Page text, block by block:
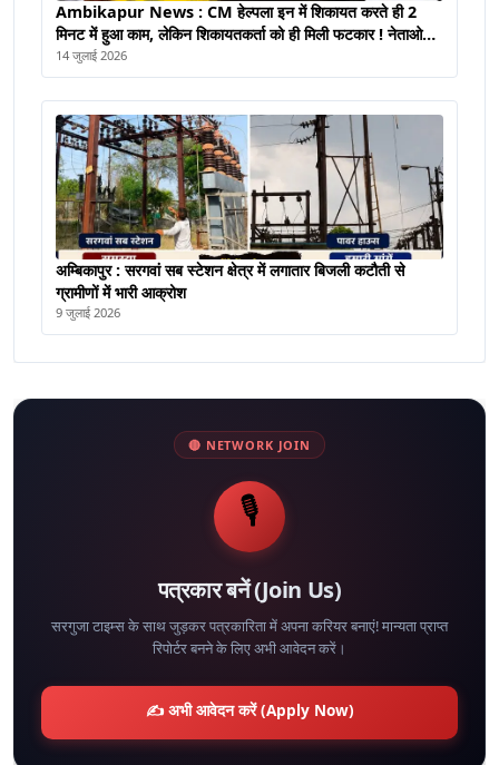
Ambikapur News : CM हेल्पला इन में शिकायत करते ही 2
मिनट में हुआ काम, लेकिन शिकायतकर्ता को ही मिली फटकार ! नेताओ
द्वारा करवाया गया फ़ोन
14 जुलाई 2026
अम्बिकापुर : सरगवां सब स्टेशन क्षेत्र में लगातार बिजली कटौती से
ग्रामीणों में भारी आक्रोश
9 जुलाई 2026
🔴 NETWORK JOIN
🎙️
पत्रकार बनें (Join Us)
सरगुजा टाइम्स के साथ जुड़कर पत्रकारिता में अपना करियर बनाएं! मान्यता प्राप्त
रिपोर्टर बनने के लिए अभी आवेदन करें।
✍️ अभी आवेदन करें (Apply Now)